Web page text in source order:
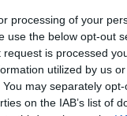
processing of your
use the below opt-out
is processed
utilized by us
may separately
on the IAB’s list of
pm.
La